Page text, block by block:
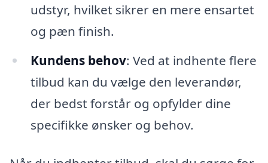
udstyr, hvilket sikrer en mere ensartet
og pæn finish.
Kundens behov: Ved at indhente flere
tilbud kan du vælge den leverandør,
der bedst forstår og opfylder dine
specifikke ønsker og behov.